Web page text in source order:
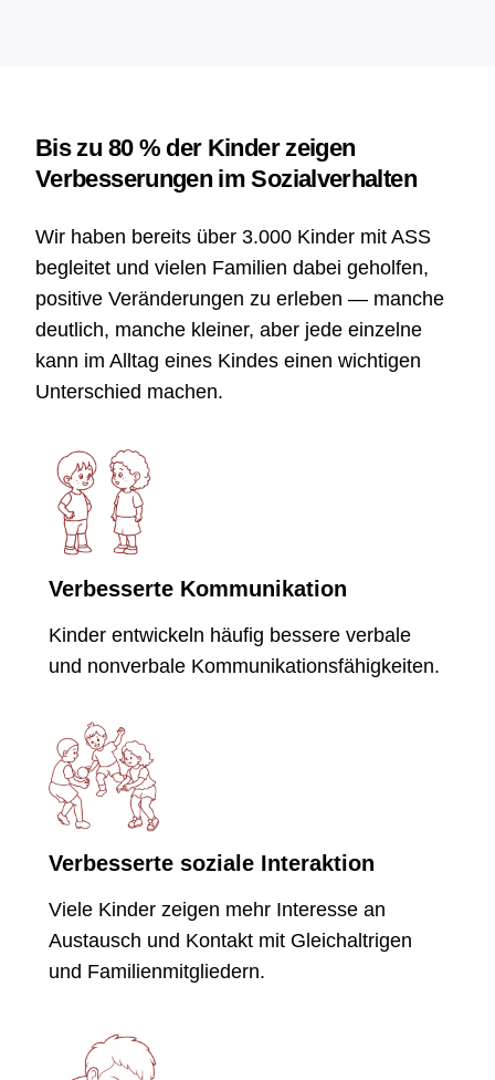
Bis zu 80 % der Kinder zeigen
Verbesserungen im Sozialverhalten
Wir haben bereits über 3.000 Kinder mit ASS
begleitet und vielen Familien dabei geholfen,
positive Veränderungen zu erleben — manche
deutlich, manche kleiner, aber jede einzelne
kann im Alltag eines Kindes einen wichtigen
Unterschied machen.
Verbesserte Kommunikation
Kinder entwickeln häufig bessere verbale
und nonverbale Kommunikationsfähigkeiten.
Verbesserte soziale Interaktion
Viele Kinder zeigen mehr Interesse an
Austausch und Kontakt mit Gleichaltrigen
und Familienmitgliedern.